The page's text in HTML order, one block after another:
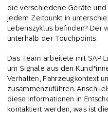
die verschiedene Geräte
jedem Zeitpunkt in
Lebenszyklus befinden? Der
unterhalb der Touchpoints.
Das Team arbeitete mit SAP
um Signale aus den
Verhalten, Fahrzeugkontext
zusammenzuführen.
diese Informationen in
kontaktiert werden, was ist